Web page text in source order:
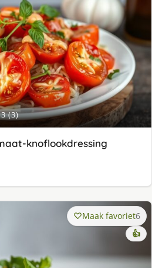
3 (3)
knoflookdressing
Maak favoriet6
👍